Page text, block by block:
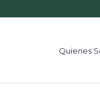
Quienes